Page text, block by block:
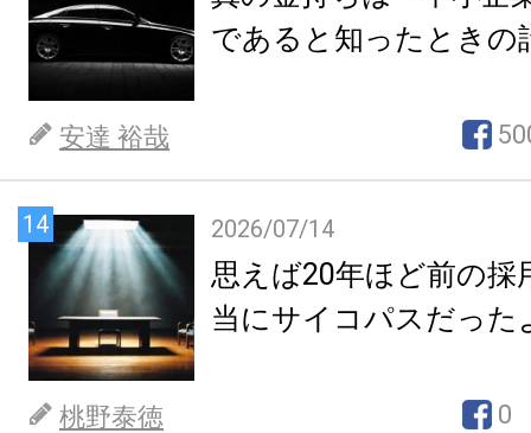
であると知ったときの
安達 裕哉
14 2026/07/14
思えば20年ほど前の採
当にサイコパスだった
桃野泰徳 0